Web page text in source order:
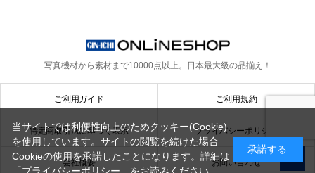
写真機材から素材まで10000点以上。 日本最大級の品揃え！
ご利用ガイド ご利用規約
特定商取引法に基づく表示 プライバシーポリシー
会社概要 お問い合わせ
当サイトでは利便性向上のためクッキー(Cookie)
を使用しています。サイトの閲覧を続けた場合
Cookieの使用を承諾したことになります。詳細は
承諾する